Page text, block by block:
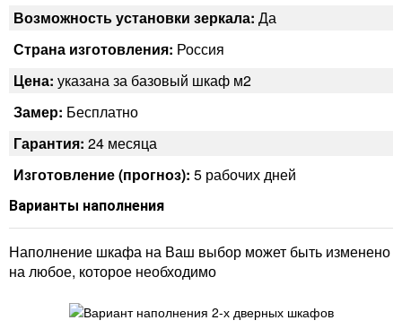
Возможность установки зеркала: Да
Страна изготовления: Россия
Цена: указана за базовый шкаф м2
Замер: Бесплатно
Гарантия: 24 месяца
Изготовление (прогноз): 5 рабочих дней
Варианты наполнения
Наполнение шкафа на Ваш выбор может быть изменено
на любое, которое необходимо